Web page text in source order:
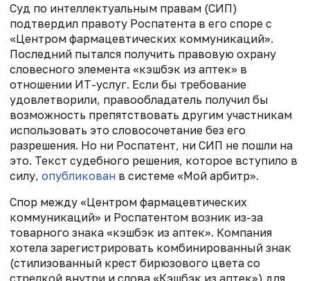
Суд по интеллектуальным правам (СИП)
подтвердил правоту Роспатента в его споре с
«Центром фармацевтических коммуникаций».
Последний пытался получить правовую охрану
словесного элемента «кэшбэк из аптек» в
отношении ИТ-услуг. Если бы требование
удовлетворили, правообладатель получил бы
возможность препятствовать другим участникам
использовать это словосочетание без его
разрешения. Но ни Роспатент, ни СИП не пошли на
это. Текст судебного решения, которое вступило в
силу, опубликован в системе «Мой арбитр».
Спор между «Центром фармацевтических
коммуникаций» и Роспатентом возник из-за
товарного знака «кэшбэк из аптек». Компания
хотела зарегистрировать комбинированный знак
(стилизованный крест бирюзового цвета со
стрелкой внутри и слова «Кэшбэк из аптек») для